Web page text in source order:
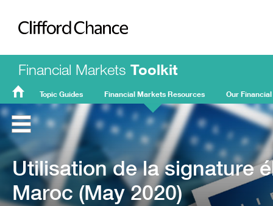
Clifford Chance
Financial Markets Toolkit
FMT
Home
Topic Guides Financial Markets Resources Our
Utilisation de la signature
Maroc (May 2020)